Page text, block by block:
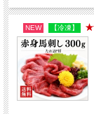
NEW 【冷凍】